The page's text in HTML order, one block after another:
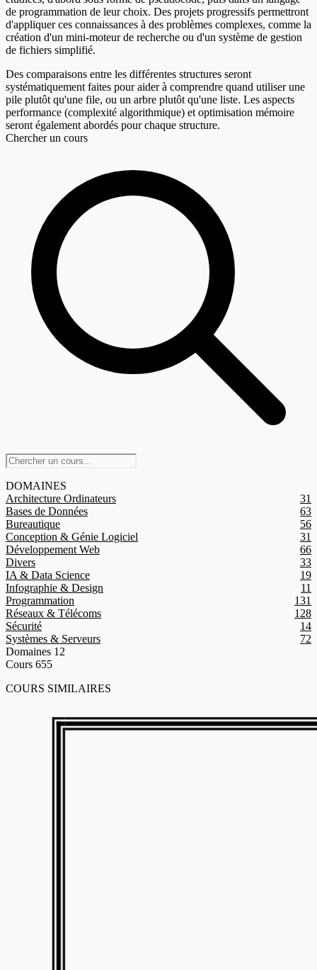
de programmation de leur choix. Des projets progressifs permettront
d'appliquer ces connaissances à des problèmes complexes, comme la
création d'un mini-moteur de recherche ou d'un système de gestion
de fichiers simplifié.
Des comparaisons entre les différentes structures seront
systématiquement faites pour aider à comprendre quand utiliser une
pile plutôt qu'une file, ou un arbre plutôt qu'une liste. Les aspects
performance (complexité algorithmique) et optimisation mémoire
seront également abordés pour chaque structure.
Chercher un cours
DOMAINES
Architecture Ordinateurs
31
Bases de Données
63
Bureautique
56
Conception & Génie Logiciel
31
Développement Web
66
Divers
33
IA & Data Science
19
Infographie & Design
11
Programmation
131
Réseaux & Télécoms
128
Sécurité
14
Systèmes & Serveurs
72
Domaines 12
Cours 655
COURS SIMILAIRES